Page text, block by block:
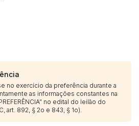
no exercício da preferência durante a
as informações constantes na
no edital do leilão do
art. 892, § 2o e 843, § 1o).